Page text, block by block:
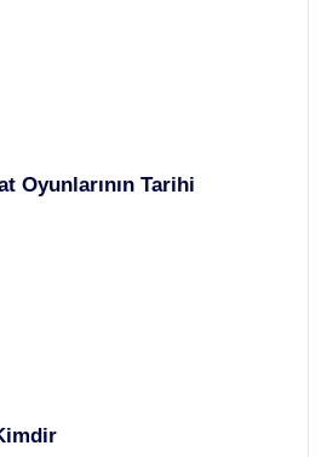
Oyunlarının Tarihi